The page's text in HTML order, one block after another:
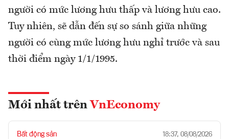
người có mức lương hưu thấp và lương hưu cao.
Tuy nhiên, sẽ dẫn đến sự so sánh giữa những
người có cùng mức lương hưu nghỉ trước và sau
thời điểm ngày 1/1/1995.
Mới nhất trên VnEconomy
Bất động sản 18:37, 08/08/2026